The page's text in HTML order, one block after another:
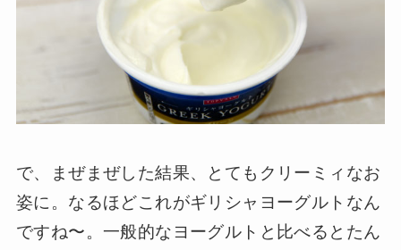
で、まぜまぜした結果、とてもクリーミィなお
姿に。なるほどこれがギリシャヨーグルトなん
ですね〜。一般的なヨーグルトと比べるとたん